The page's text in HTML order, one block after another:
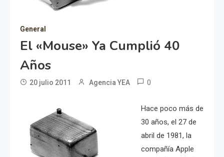
General
El «Mouse» Ya Cumplió 40
Años
20 julio 2011 Agencia YEA 0
Hace poco más de
30 años, el 27 de
abril de 1981, la
compañía Apple